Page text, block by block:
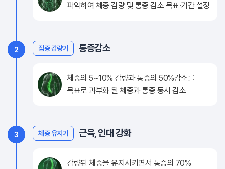
파악하여 체중 감량 및 통증 감소 목표·기간 설정
2 집중 감량기 통증감소
체중의 5~10% 감량과 통증의 50%감소를
목표로 과부화 된 체중과 통증 동시 감소
3 체중 유지기 근육, 인대 강화
감량된 체중을 유지시키면서 통증의 70%